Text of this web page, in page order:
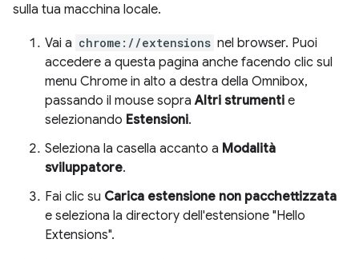
sulla tua macchina locale.
Vai a chrome://extensions nel browser. Puoi
accedere a questa pagina anche facendo clic sul
menu Chrome in alto a destra della Omnibox,
passando il mouse sopraAltri strumenti e
selezionando Estensioni.
Seleziona la casella accanto a Modalità
sviluppatore.
Fai clic su Carica estensione non pacchettizzata
e seleziona la directory dell'estensione "Hello
Extensions".